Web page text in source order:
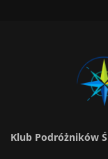
Klub Podróżników